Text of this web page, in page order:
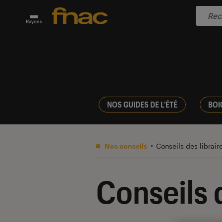
Rayons
NOS GUIDES DE L'ÉTÉ
Nos conseils Conseils des
Conseils